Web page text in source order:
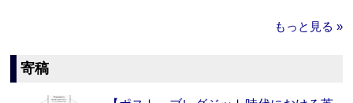
もっと見る »
寄稿